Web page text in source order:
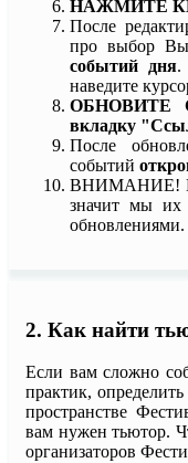
НАЖМИТЕ
После
про выбор
событий дня.
наведите
ОБНОВИТЕ
вкладку
После
событий
ВНИМАНИЕ!
значит мы их
обновлениями.
2. Как найти
Если вам сложно
практик,
пространстве
вам нужен тьютор.
организаторов